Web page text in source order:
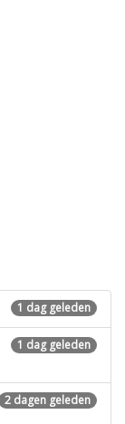
1 dag geleden
1 dag geleden
2 dagen geleden